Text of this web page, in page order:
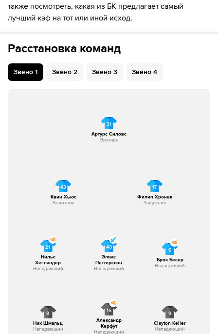
62 Временное удаление игрока "Ванкувер" Брок Бесер
64
также посмотреть, какая из БК предлагает самый
лучший кэф на тот или иной исход.
Расстановка команд
Звено 1 Звено 2 Звено 3 Звено 4
31
Артурс Силовс
Вратарь
43
Квин Хьюс
Защитник
17
Филип Хронек
Защитник
21
Нильс
Хегландер
Нападающий
40
Элиас
Петтерссон
Нападающий
6
Брок Бесер
Нападающий
8
Ник Шмальц
Нападающий
15
Александр
Керфут
Нападающий
9
Clayton Keller
Нападающий